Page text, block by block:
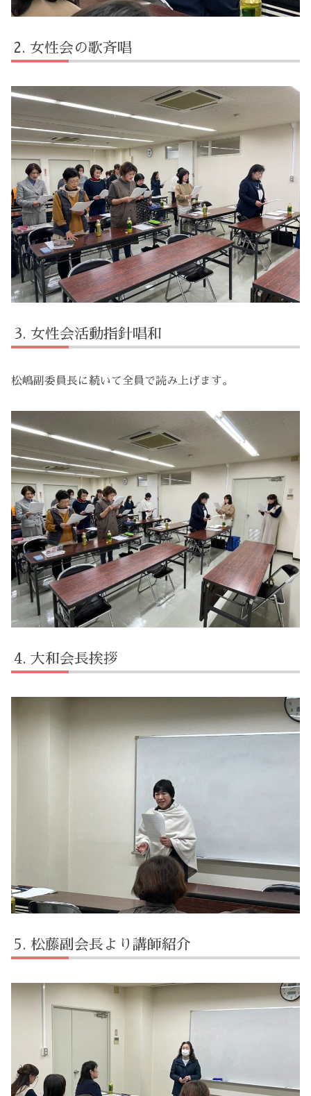
女性会の歌斉唱
女性会活動指針唱和
松嶋副委員長に続いて全員で読み上げます。
大和会長挨拶
松藤副会長より講師紹介